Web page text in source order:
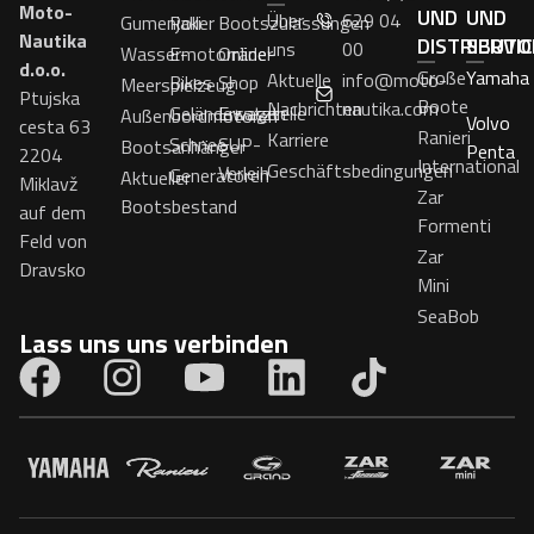
Moto-
Nautika
d.o.o.
Ptujska
cesta 63
2204
Miklavž
auf dem
Feld von
Dravsko
Gumenjaki
Wassermotorräder
Meerspielzeug
Außenbordmotoren
Bootsanhänger
Aktueller
Bootsbestand
Roller
E-
Bikes
Geländewagen
Schnee
Generatoren
Bootszulassungen
Online-
Shop
Ersatzteile
SUP-
Verleih
Über
uns
Aktuelle
Nachrichten
Karriere
Geschäftsbedingungen
629 04
00
info@moto-
nautika.com
UND
Große
Boote
Ranieri
International
Zar
Formenti
Zar
Mini
SeaBob
UND
Yamaha
Volvo
Penta
Lass uns uns verbinden